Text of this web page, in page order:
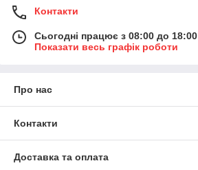
Контакти
Сьогодні працює з 08:00 до 18:00
Показати весь графік роботи
Про нас
Контакти
Доставка та оплата